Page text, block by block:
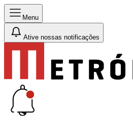
Menu
Ative nossas notificações